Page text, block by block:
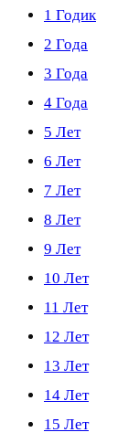
1 Годик
2 Года
3 Года
4 Года
5 Лет
6 Лет
7 Лет
8 Лет
9 Лет
10 Лет
11 Лет
12 Лет
13 Лет
14 Лет
15 Лет